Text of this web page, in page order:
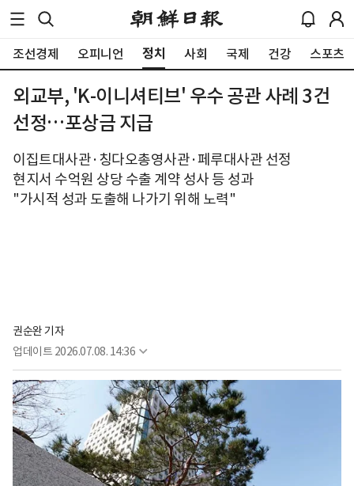
조선경제 오피니언 정치 사회 국제 건강 스포츠
외교부, 'K-이니셔티브' 우수 공관 사례 3건
선정…포상금 지급
이집트대사관·칭다오총영사관·페루대사관 선정
현지서 수억원 상당 수출 계약 성사 등 성과
"가시적 성과 도출해 나가기 위해 노력"
권순완 기자
업데이트 2026.07.08. 14:36